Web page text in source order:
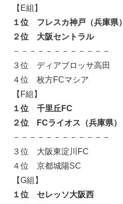
【E組】
１位 フレスカ神戸（兵庫県）
２位 大阪セントラル
－－－－－－－－－－－－
３位 ディアブロッサ高田
４位 枚方FCマシア
【F組】
１位 千里丘FC
２位 FCライオス（兵庫県）
－－－－－－－－－－－－
３位 大阪東淀川FC
４位 京都城陽SC
【G組】
１位 セレッソ大阪西